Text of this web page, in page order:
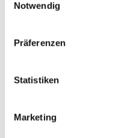
Notwendig
Präferenzen
Statistiken
Marketing
wetterfest
Höhe